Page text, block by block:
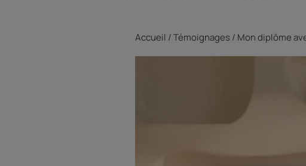
Accueil Témoignages Mon diplôme